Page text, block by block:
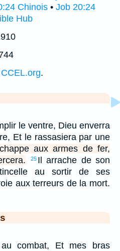
Chinois • Job 20:24
Hub
CCEL.org.
le ventre, Dieu enverra
Et le rassasiera par une
aux armes de fer,
25 Il arrache de son
au sortir de ses
aux terreurs de la mort.
combat, Et mes bras